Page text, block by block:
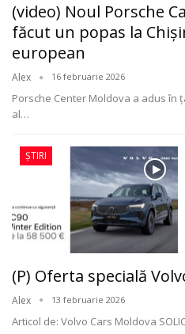
(video) Noul Porsche
făcut un popas la
european
Alex 16 februarie 2026
Porsche Center Moldova a adus
al…
ȘTIRI
(P) Oferta specială
Alex 13 februarie 2026
Articol de: Volvo Cars Moldova